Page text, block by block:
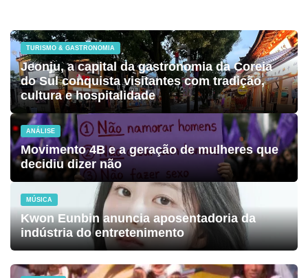
TURISMO & GASTRONOMIA
Jeonju, a capital da gastronomia da Coreia
do Sul conquista visitantes com tradição,
cultura e hospitalidade
ANÁLISE
Movimento 4B e a geração de mulheres que
decidiu dizer não
MÚSICA
Kwon Eunbin anuncia aposentadoria da
indústria do entretenimento